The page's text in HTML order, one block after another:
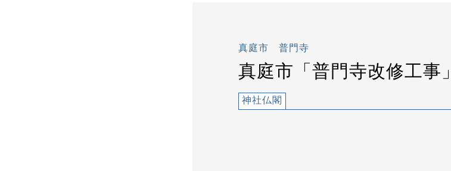
真庭市 普門寺
真庭市「普門寺改修工事」
神社仏閣